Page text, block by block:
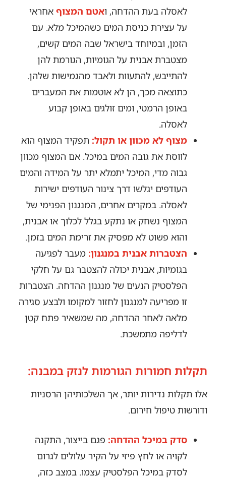
לאסלה בעת ההדחה, ואטם המצוףאחראי
על עצירת כניסת המים כשהמיכל מלא. עם
הזמן, ובמיוחד בישראל שבה המים קשים,
מצטברת אבנית על הגומיות, הגורמת להן
להתייבש, להתעוות ולאבד מהגמישות שלהן.
כתוצאה מכך, הן לא אוטמות את המעברים
באופן הרמטי, ומים זולגים באופן קבוע
לאסלה.
מצוף לא מכוון או תקול: תפקיד המצוף הוא
לווסת את גובה המים במיכל. אם המצוף מכוון
גבוה מדי, המיכל יתמלא יתר על המידה והמים
העודפים יגלשו דרך צינור העודפים ישירות
לאסלה. במקרים אחרים, המנגנון הפנימי של
המצוף נשחק או נתקע בגלל לכלוך או אבנית,
והוא פשוט לא מפסיק את זרימת המים בזמן.
הצטברות אבנית במנגנון: מעבר לפגיעה
בגומיות, אבנית יכולה להצטבר גם על חלקי
הפלסטיק הנעים של מנגנון ההדחה. הצטברות
זו מפריעה למנגנון לחזור למקומו ולבצע סגירה
מלאה לאחר ההדחה, מה שמשאיר פתח קטן
לדליפה מתמשכת.
תקלות חמורות הגורמות לנזק במבנה:
אלו תקלות נדירות יותר, אך השלכותיהן הרסניות
ודורשות טיפול חירום.
סדק במיכל ההדחה: פגם בייצור, התקנה
לקויה או לחץ פיזי על הקיר עלולים לגרום
לסדק במיכל הפלסטיק עצמו. במצב כזה,